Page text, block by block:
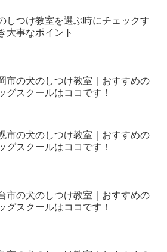
しつけ教室を選ぶ時にチェックす
大事なポイント
市の犬のしつけ教室｜おすすめの
グスクールはココです！
市の犬のしつけ教室｜おすすめの
グスクールはココです！
市の犬のしつけ教室｜おすすめの
グスクールはココです！